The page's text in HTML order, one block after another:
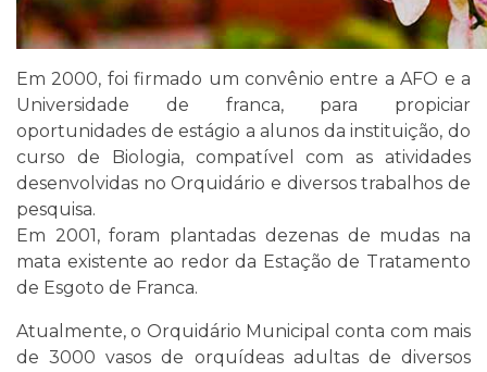
Em 2000, foi firmado um convênio entre a AFO e a
Universidade de franca, para propiciar
oportunidades de estágio a alunos da instituição, do
curso de Biologia, compatível com as atividades
desenvolvidas no Orquidário e diversos trabalhos de
pesquisa.
Em 2001, foram plantadas dezenas de mudas na
mata existente ao redor da Estação de Tratamento
de Esgoto de Franca.
Atualmente, o Orquidário Municipal conta com mais
de 3000 vasos de orquídeas adultas de diversos